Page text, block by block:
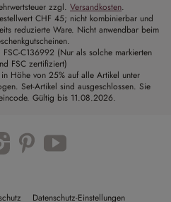
zzgl. Versandkosten.
CHF 45; nicht kombinierbar und
reduzierte Ware. Nicht anwendbar beim
C136992 (Nur als solche markierten
FSC zertifiziert)
Höhe von 25% auf alle Artikel unter
Set-Artikel sind ausgeschlossen. Sie
Gültig bis 11.08.2026.
Datenschutz-Einstellungen